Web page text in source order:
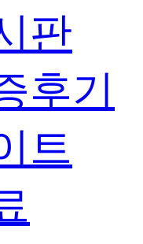
판
후기
트